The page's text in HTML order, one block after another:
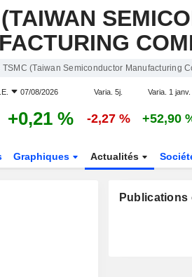
(Taiwan Semiconductor Manufacturing
07/08/2026 Varia. 5j. Varia. 1 janv.
+0,21 % -2,27 % +52,90
Graphiques Actualités
Publications